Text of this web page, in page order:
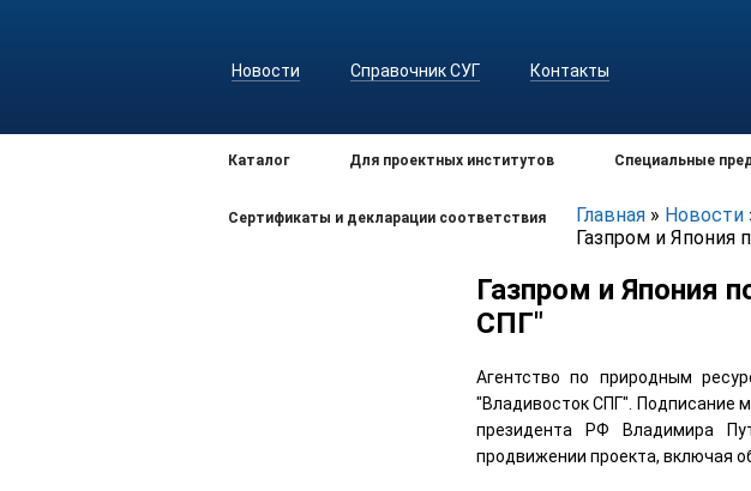
Новости Справочник СУГ Контакты
Каталог Для проектных институтов Специальные
Сертификаты и декларации соответствия Главная » Новости
Газпром и Япония
Газпром и Япония
СПГ"
Агентство по природным
"Владивосток СПГ". Подписание
президента РФ Владимира
продвижении проекта, включая